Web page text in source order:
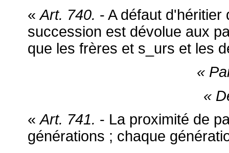
«Art. 740. - A défaut
succession est dévolue aux
que les frères et s_urs et les
«
«
«Art. 741. - La proximité de
générations ; chaque